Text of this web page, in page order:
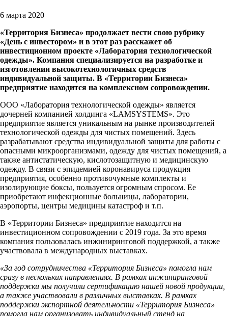
6 марта 2020
«Территория Бизнеса» продолжает вести свою рубрику
«День с инвестором» и в этот раз расскажет об
инвестиционном проекте «Лаборатория технологической
одежды». Компания специализируется на разработке и
изготовлении высокотехнологичных средств
индивидуальной защиты. В «Территории Бизнеса»
предприятие находится на комплексном сопровождении.
ООО «Лаборатория технологической одежды» является
дочерней компанией холдинга «LAMSYSTEMS». Это
предприятие является уникальным на рынке производителей
технологической одежды для чистых помещений. Здесь
разрабатывают средства индивидуальной защиты для работы с
опасными микроорганизмами, одежду для чистых помещений, а
также антистатическую, кислотозащитную и медицинскую
одежду. В связи с эпидемией коронавируса продукция
предприятия, особенно противочумные комплекты и
изолирующие боксы, пользуется огромным спросом. Ее
приобретают инфекционные больницы, лаборатории,
аэропорты, центры медицины катастроф и т.п.
В «Территории Бизнеса» предприятие находится на
инвестиционном сопровождении с 2019 года. За это время
компания пользовалась инжиниринговой поддержкой, а также
участвовала в международных выставках.
«За год сотрудничества «Территория Бизнеса» помогла нам
сразу в нескольких направлениях. В рамках инжиниринговой
поддержки мы получили сертификацию нашей новой продукции,
а также участвовали в различных выставках. В рамках
поддержки экспортной деятельности «Территория Бизнеса»
помогла нам организовать индивидуальный стенд на